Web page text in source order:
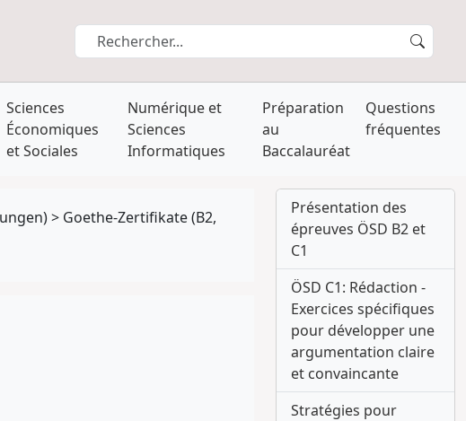
Sciences
Économiques
et Sociales
Numérique et
Sciences
Informatiques
Préparation
au
Baccalauréat
Questions
fréquentes
> Goethe-Zertifikate (B2,
Présentation des
épreuves ÖSD B2 et
C1
ÖSD C1: Rédaction -
Exercices spécifiques
pour développer une
argumentation claire
et convaincante
Stratégies pour